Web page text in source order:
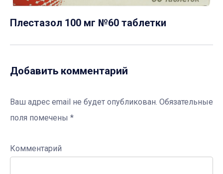
Плестазол 100 мг №60 таблетки
Добавить комментарий
Ваш адрес email не будет опубликован. Обязательные
поля помечены *
Комментарий